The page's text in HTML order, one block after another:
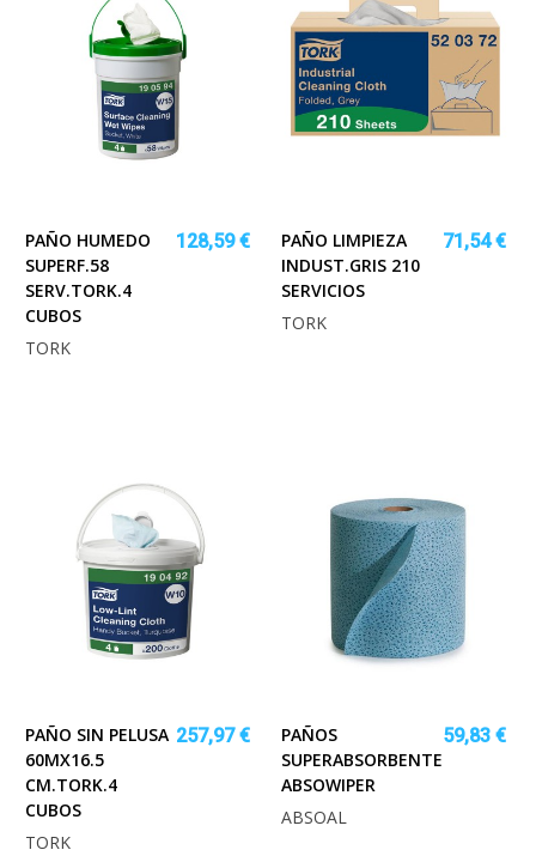
PAÑO HUMEDO
SUPERF.58
SERV.TORK.4
CUBOS
128,59 €
TORK
PAÑO LIMPIEZA
INDUST.GRIS 210
SERVICIOS
71,54 €
TORK
PAÑO SIN PELUSA
60MX16.5
CM.TORK.4
CUBOS
257,97 €
TORK
PAÑOS
SUPERABSORBENTE
ABSOWIPER
59,83 €
ABSOAL